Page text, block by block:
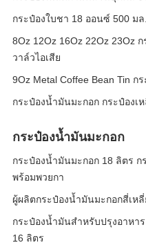
กระป๋องใบชา 18 ออนซ์ 500 ม
8Oz 12Oz 16Oz 22Oz 23Oz
วาล์วไอเสีย
9Oz Metal Coffee Bean Tin ก
กระป๋องน้ำมันมะกอก กระป๋องเ
กระป๋องน้ำมันมะกอก
กระป๋องน้ำมันมะกอก 18 ลิตร
พร้อมพวยกา
ผู้ผลิตกระป๋องน้ำมันมะกอกสี่เห
กระป๋องน้ำมันสำหรับปรุงอาหา
16 ลิตร